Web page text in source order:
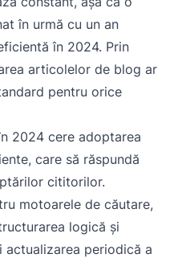
în urmă cu un an
în 2024. Prin
articolelor de blog ar
pentru orice
2024 cere adoptarea
care să răspundă
cititorilor.
motoarele de căutare,
logică și
periodică a